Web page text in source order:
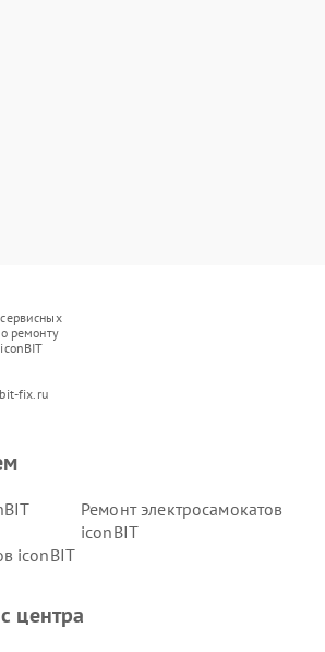
ремонту
fix.ru
Ремонт электросамокатов
iconBIT
iconBIT
центра